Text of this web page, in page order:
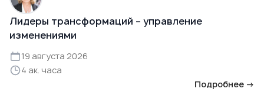
Лидеры трансформаций – управление
изменениями
19 августа 2026
4 ак. часа
Подробнее →